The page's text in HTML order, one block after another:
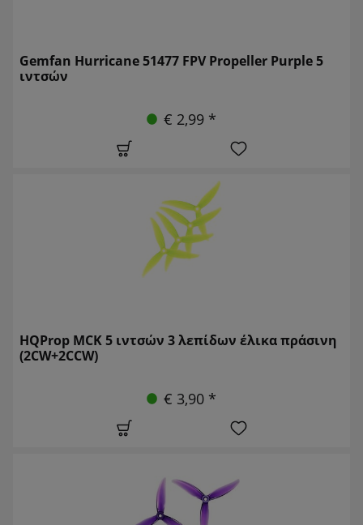
Gemfan Hurricane 51477 FPV Propeller Purple 5
ιντσών
€ 2,99 *
HQProp MCK 5 ιντσών 3 λεπίδων έλικα πράσινη
(2CW+2CCW)
€ 3,90 *